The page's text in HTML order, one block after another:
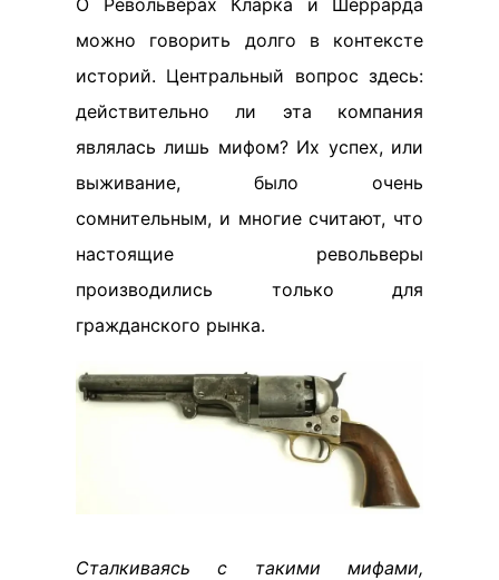
О Револьверах Кларка и Шеррарда
можно говорить долго в контексте
историй. Центральный вопрос здесь:
действительно ли эта компания
являлась лишь мифом? Их успех, или
выживание, было очень
сомнительным, и многие считают, что
настоящие револьверы
производились только для
гражданского рынка.
Сталкиваясь с такими мифами,